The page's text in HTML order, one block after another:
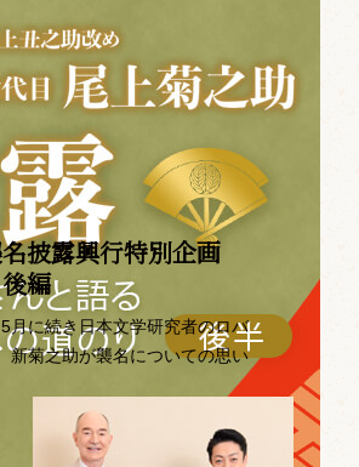
露興行特別企画 ――
編
月に続き日本文学研究者のロバ
新菊之助が襲名についての思い